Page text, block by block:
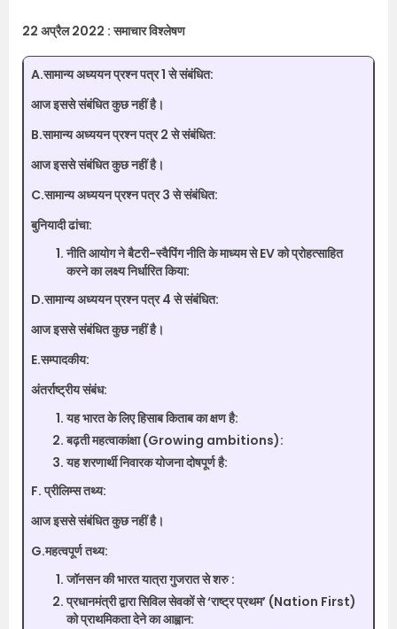
22 अप्रैल 2022 : समाचार विश्लेषण
A.सामान्य अध्ययन प्रश्न पत्र 1 से संबंधित:
आज इससे संबंधित कुछ नहीं है।
B.सामान्य अध्ययन प्रश्न पत्र 2 से संबंधित:
आज इससे संबंधित कुछ नहीं है।
C.सामान्य अध्ययन प्रश्न पत्र 3 से संबंधित:
बुनियादी ढांचा:
नीति आयोग ने बैटरी-स्वैपिंग नीति के माध्यम से EV को प्रोहत्साहित
करने का लक्ष्य निर्धारित किया:
D.सामान्य अध्ययन प्रश्न पत्र 4 से संबंधित:
आज इससे संबंधित कुछ नहीं है।
E.सम्पादकीय:
अंतर्राष्ट्रीय संबंध:
यह भारत के लिए हिसाब किताब का क्षण है:
बढ़ती महत्वाकांक्षा (Growing ambitions):
यह शरणार्थी निवारक योजना दोषपूर्ण है:
F. प्रीलिम्स तथ्य:
आज इससे संबंधित कुछ नहीं है।
G.महत्वपूर्ण तथ्य:
जॉनसन की भारत यात्रा गुजरात से शरु :
प्रधानमंत्री द्वारा सिविल सेवकों से ‘राष्ट्र प्रथम’ (Nation First)
को प्राथमिकता देने का आह्वान: